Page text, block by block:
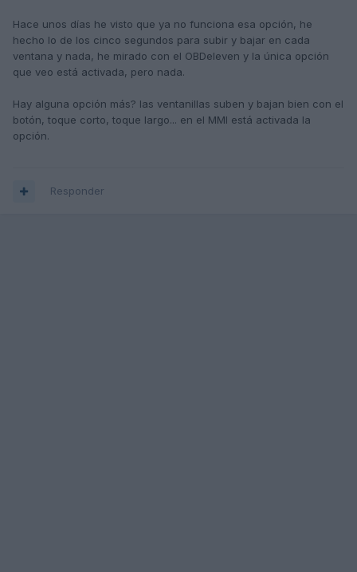
Hace unos días he visto que ya no funciona esa opción, he
hecho lo de los cinco segundos para subir y bajar en cada
ventana y nada, he mirado con el OBDeleven y la única opción
que veo está activada, pero nada.
Hay alguna opción más? las ventanillas suben y bajan bien con el
botón, toque corto, toque largo... en el MMI está activada la
opción.
Responder